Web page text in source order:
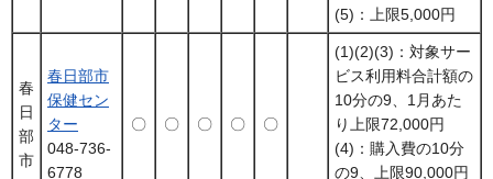
(5)：上限5,000円
春
日
部
市
春日部市
保健セン
ター
048-736-
6778
〇 〇 〇 〇 〇
(1)(2)(3)：対象サー
ビス利用料合計額の
10分の9、1月あた
り上限72,000円
(4)：購入費の10分
の9、上限90,000円